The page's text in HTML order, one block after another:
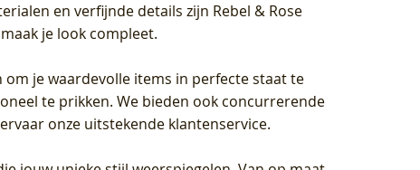
en verfijnde details zijn Rebel & Rose
je look compleet.
je waardevolle items in perfecte staat te
te prikken. We bieden ook concurrerende
onze uitstekende klantenservice.